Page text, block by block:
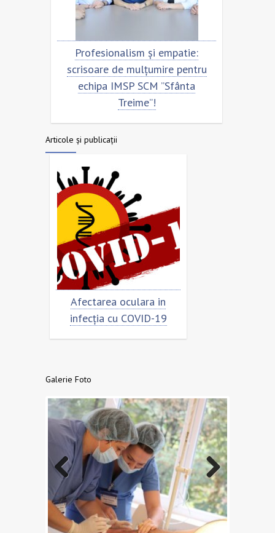
Profesionalism și empatie:
scrisoare de mulțumire pentru
echipa IMSP SCM ”Sfânta
Treime”!
Articole și publicații
Afectarea oculara in
infecția cu COVID-19
Galerie Foto
Previo
us
Next